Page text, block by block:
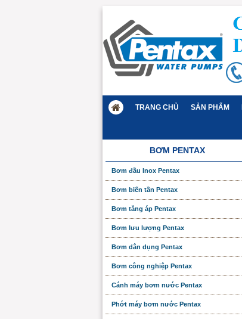
TRANG CHỦ SẢN PHẨM
BƠM PENTAX
Bơm đầu Inox Pentax
Bơm biến tần Pentax
Bơm tăng áp Pentax
Bơm lưu lượng Pentax
Bơm dân dụng Pentax
Bơm công nghiệp Pentax
Cánh máy bơm nước Pentax
Phớt máy bơm nước Pentax